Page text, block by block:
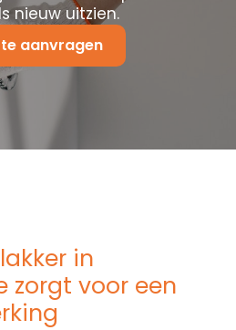
nieuw uitzien.
aanvragen
in
zorgt voor een